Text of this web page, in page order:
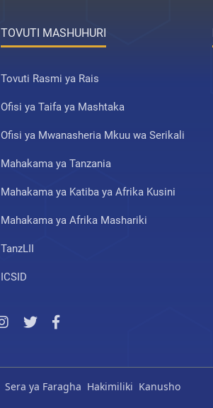
TOVUTI MASHUHURI
Tovuti Rasmi ya Rais
Ofisi ya Taifa ya Mashtaka
Ofisi ya Mwanasheria Mkuu wa Serikali
Mahakama ya Tanzania
Mahakama ya Katiba ya Afrika Kusini
Mahakama ya Afrika Mashariki
TanzLII
ICSID
Sera ya Faragha Hakimiliki Kanusho